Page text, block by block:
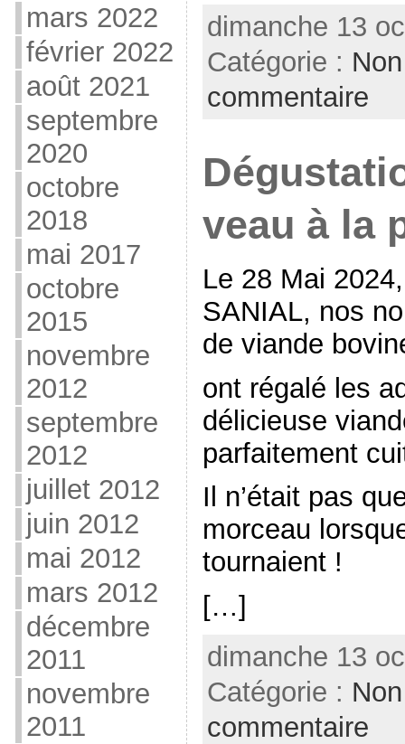
mars 2022
février 2022
août 2021
septembre
2020
octobre
2018
mai 2017
octobre
2015
novembre
2012
septembre
2012
juillet 2012
juin 2012
mai 2012
mars 2012
décembre
2011
novembre
2011
dimanche 13
Catégorie :
commentaire
veau à la
Le 28 Mai
SANIAL, nos
de viande
ont régalé les
délicieuse
parfaitement
Il n’était pas
morceau
tournaient !
[…]
dimanche 13
Catégorie :
commentaire